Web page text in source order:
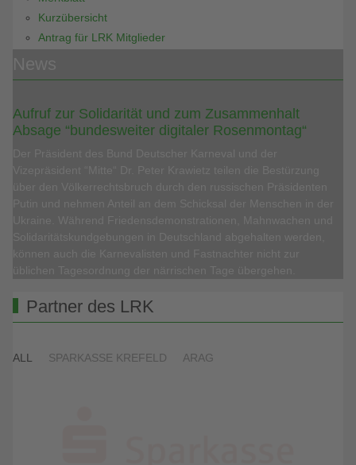
Kurzübersicht
Antrag für LRK Mitglieder
Aufruf zur Solidarität und zum Zusammenhalt
Absage “bundesweiter digitaler Rosenmontag“
Partner des LRK
ALL SPARKASSE KREFELD ARAG